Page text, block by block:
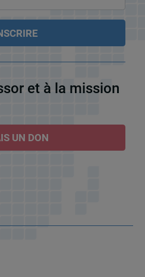
et à la mission
UN DON